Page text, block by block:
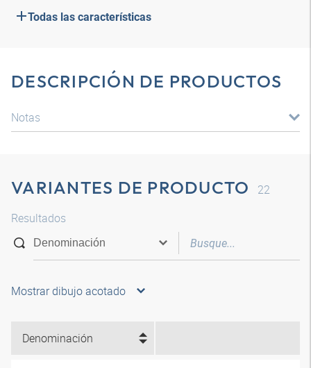
Todas las características
DESCRIPCIÓN DE PRODUCTOS
Notas
VARIANTES DE PRODUCTO
22
Resultados
Mostrar dibujo acotado
Denominación